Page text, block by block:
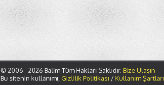
© 2006 - 2026 Balim Tüm Hakları Saklıdır. Bize Ulaşın
Bu sitenin kullanımı, Gizlilik Politikası /Kullanım Şartları